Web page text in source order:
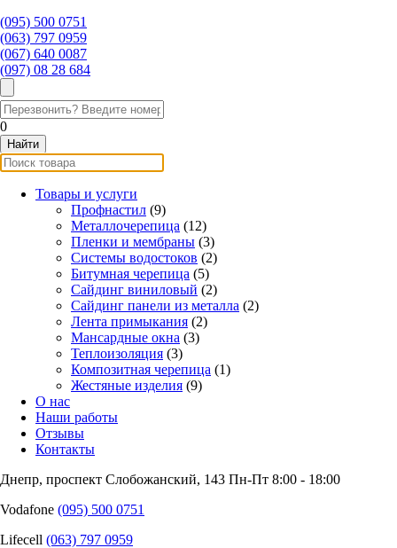
(095) 500 0751
(063) 797 0959
‎(067) 640 0087
(097) 08 28 684
0
Товары и услуги
Профнастил (9)
Металлочерепица (12)
Пленки и мембраны (3)
Системы водостоков (2)
Битумная черепица (5)
Сайдинг виниловый (2)
Сайдинг панели из металла (2)
Лента примыкания (2)
Мансардные окна (3)
Теплоизоляция (3)
Композитная черепица (1)
Жестяные изделия (9)
О нас
Наши работы
Отзывы
Контакты
Днепр, проспект Слобожанский, 143 Пн-Пт 8:00 - 18:00
Vodafone (095) 500 0751
Lifecell (063) 797 0959